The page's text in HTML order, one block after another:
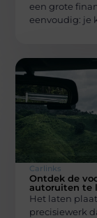
een grote
eenvoudig: je
Carlinks
Ontdek de
autoruiten te
Het laten
precisiewerk